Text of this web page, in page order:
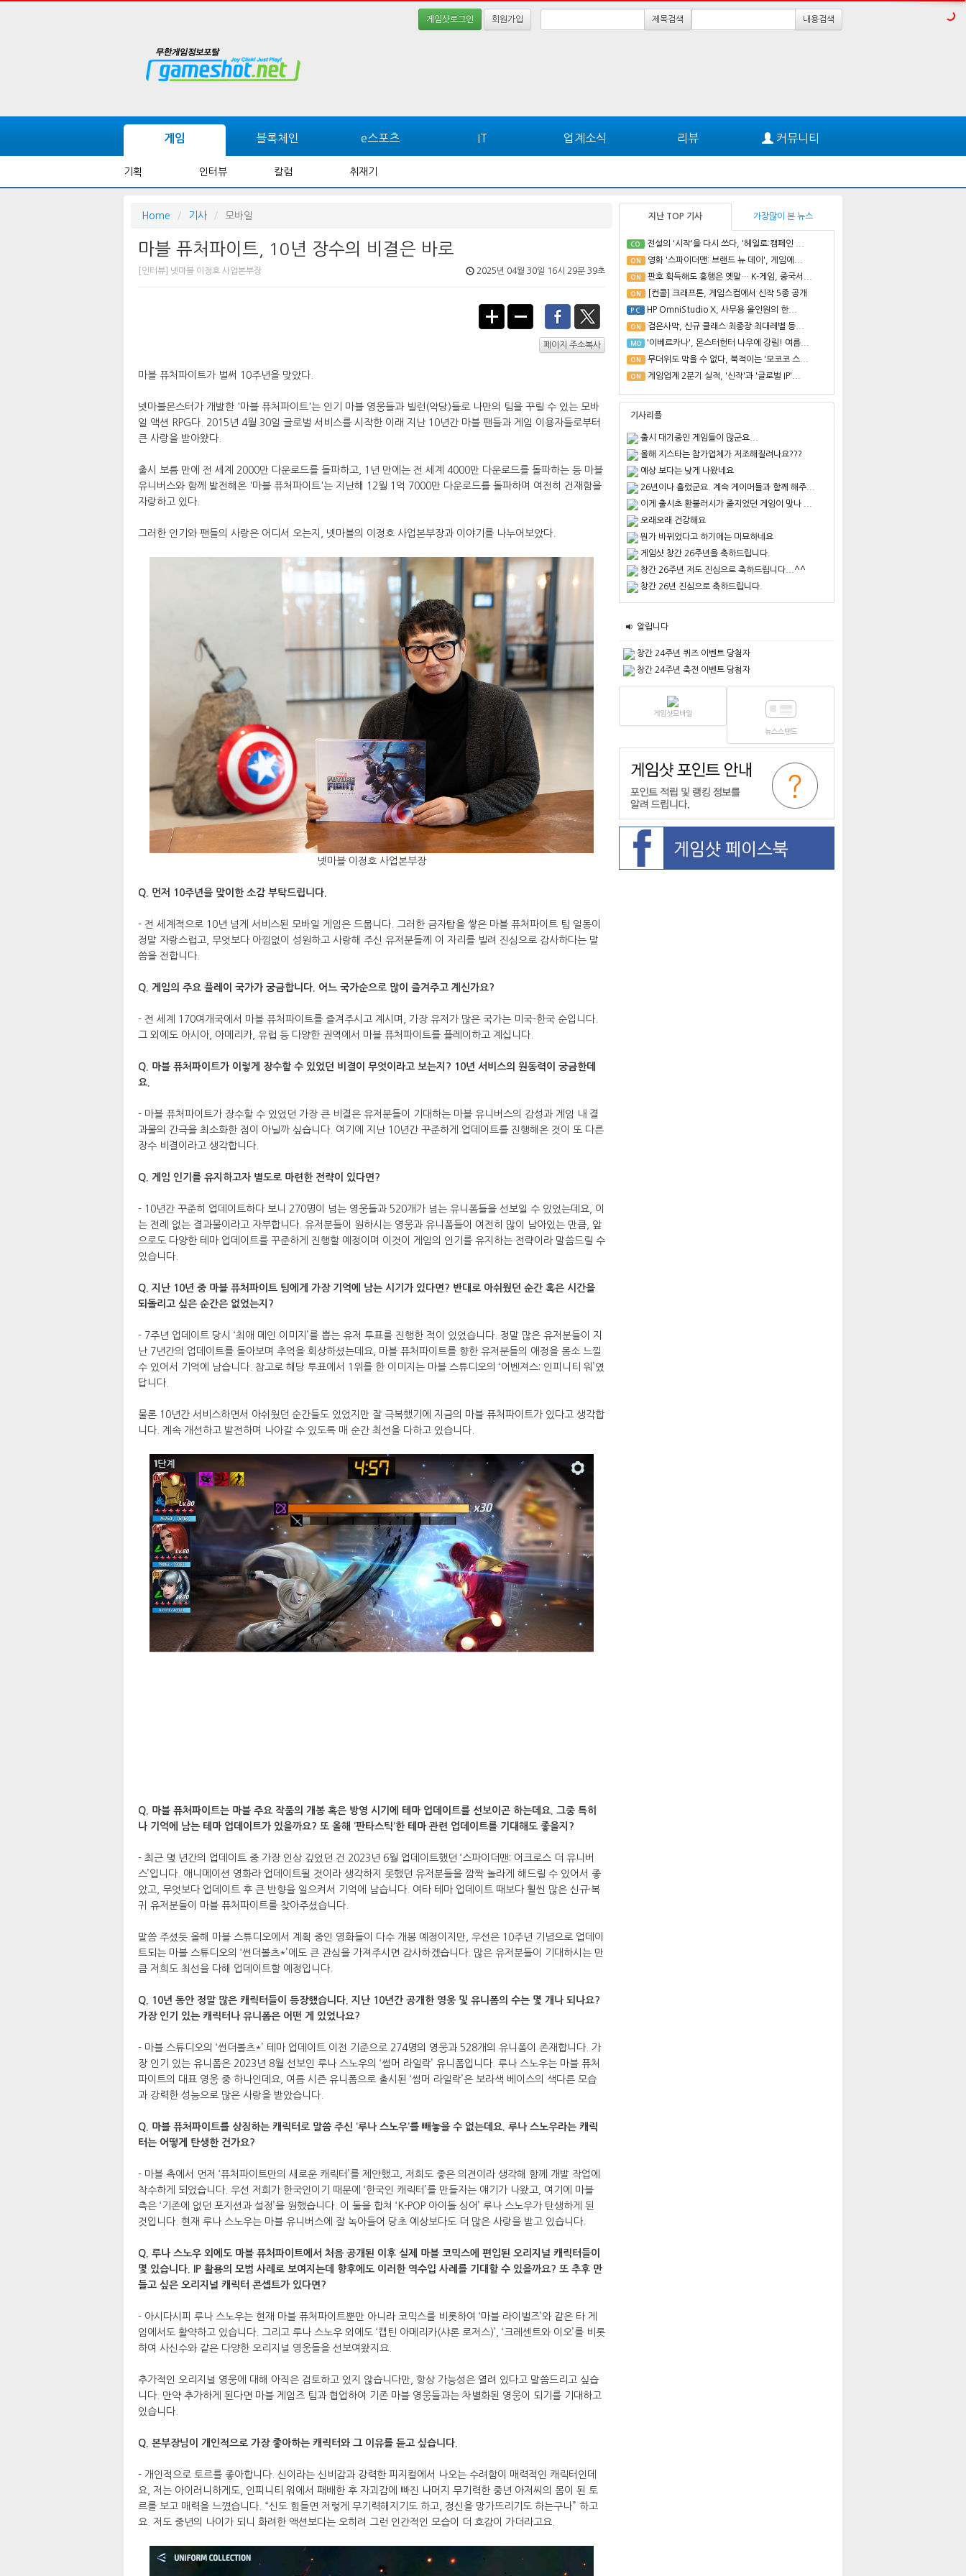
게임샷로그인 회원가입 제목검색 내용검색
게임 블록체인 e스포츠 IT 업계소식 리뷰 커뮤니티
기획 인터뷰 칼럼 취재기
Home 기사 모바일
마블 퓨처파이트, 10년 장수의 비결은 바로
[인터뷰] 넷마블 이정호 사업본부장 2025년 04월 30일 16시 29분 39초
페이지 주소복사
마블 퓨처파이트가 벌써 10주년을 맞았다.
넷마블몬스터가 개발한 '마블 퓨처파이트'는 인기 마블 영웅들과 빌런(악당)들로 나만의 팀을 꾸릴 수 있는 모바
일 액션 RPG다. 2015년 4월 30일 글로벌 서비스를 시작한 이래 지난 10년간 마블 팬들과 게임 이용자들로부터
큰 사랑을 받아왔다.
출시 보름 만에 전 세계 2000만 다운로드를 돌파하고, 1년 만에는 전 세계 4000만 다운로드를 돌파하는 등 마블
유니버스와 함께 발전해온 '마블 퓨처파이트'는 지난해 12월 1억 7000만 다운로드를 돌파하며 여전히 건재함을
자랑하고 있다.
그러한 인기와 팬들의 사랑은 어디서 오는지, 넷마블의 이정호 사업본부장과 이야기를 나누어보았다.​
넷마블 이정호 사업본부장
Q. 먼저 10주년을 맞이한 소감 부탁드립니다.
- 전 세계적으로 10년 넘게 서비스된 모바일 게임은 드뭅니다. 그러한 금자탑을 쌓은 마블 퓨처파이트 팀 일동이
정말 자랑스럽고, 무엇보다 아낌없이 성원하고 사랑해 주신 유저분들께 이 자리를 빌려 진심으로 감사하다는 말
씀을 전합니다.
Q. 게임의 주요 플레이 국가가 궁금합니다. 어느 국가순으로 많이 즐겨주고 계신가요?
- 전 세계 170여개국에서 마블 퓨처파이트를 즐겨주시고 계시며, 가장 유저가 많은 국가는 미국-한국 순입니다.
그 외에도 아시아, 아메리카, 유럽 등 다양한 권역에서 마블 퓨처파이트를 플레이하고 계십니다.
Q. 마블 퓨처파이트가 이렇게 장수할 수 있었던 비결이 무엇이라고 보는지? 10년 서비스의 원동력이 궁금한데
요.
- 마블 퓨처파이트가 장수할 수 있었던 가장 큰 비결은 유저분들이 기대하는 마블 유니버스의 감성과 게임 내 결
과물의 간극을 최소화한 점이 아닐까 싶습니다. 여기에 지난 10년간 꾸준하게 업데이트를 진행해온 것이 또 다른
장수 비결이라고 생각합니다.
Q. 게임 인기를 유지하고자 별도로 마련한 전략이 있다면?
- 10년간 꾸준히 업데이트하다 보니 270명이 넘는 영웅들과 520개가 넘는 유니폼들을 선보일 수 있었는데요, 이
는 전례 없는 결과물이라고 자부합니다. 유저분들이 원하시는 영웅과 유니폼들이 여전히 많이 남아있는 만큼, 앞
으로도 다양한 테마 업데이트를 꾸준하게 진행할 예정이며 이것이 게임의 인기를 유지하는 전략이라 말씀드릴 수
있습니다.
Q. 지난 10년 중 마블 퓨처파이트 팀에게 가장 기억에 남는 시기가 있다면? 반대로 아쉬웠던 순간 혹은 시간을
되돌리고 싶은 순간은 없었는지?
- 7주년 업데이트 당시 ‘최애 메인 이미지’를 뽑는 유저 투표를 진행한 적이 있었습니다. 정말 많은 유저분들이 지
난 7년간의 업데이트를 돌아보며 추억을 회상하셨는데요, 마블 퓨처파이트를 향한 유저분들의 애정을 몸소 느낄
수 있어서 기억에 남습니다. 참고로 해당 투표에서 1위를 한 이미지는 마블 스튜디오의 ‘어벤져스: 인피니티 워’였
답니다.
물론 10년간 서비스하면서 아쉬웠던 순간들도 있었지만 잘 극복했기에 지금의 마블 퓨처파이트가 있다고 생각합
니다. 계속 개선하고 발전하며 나아갈 수 있도록 매 순간 최선을 다하고 있습니다.
Q. 마블 퓨처파이트는 마블 주요 작품의 개봉 혹은 방영 시기에 테마 업데이트를 선보이곤 하는데요. 그중 특히
나 기억에 남는 테마 업데이트가 있을까요? 또 올해 ‘판타스틱’한 테마 관련 업데이트를 기대해도 좋을지?
- 최근 몇 년간의 업데이트 중 가장 인상 깊었던 건 2023년 6월 업데이트했던 ‘스파이더맨: 어크로스 더 유니버
스’입니다. 애니메이션 영화라 업데이트될 것이라 생각하지 못했던 유저분들을 깜짝 놀라게 해드릴 수 있어서 좋
았고, 무엇보다 업데이트 후 큰 반향을 일으켜서 기억에 남습니다. 여타 테마 업데이트 때보다 훨씬 많은 신규·복
귀 유저분들이 마블 퓨처파이트를 찾아주셨습니다.
말씀 주셨듯 올해 마블 스튜디오에서 계획 중인 영화들이 다수 개봉 예정이지만, 우선은 10주년 기념으로 업데이
트되는 마블 스튜디오의 ‘썬더볼츠*’에도 큰 관심을 가져주시면 감사하겠습니다. 많은 유저분들이 기대하시는 만
큼 저희도 최선을 다해 업데이트할 예정입니다.
Q. 10년 동안 정말 많은 캐릭터들이 등장했습니다. 지난 10년간 공개한 영웅 및 유니폼의 수는 몇 개나 되나요?
가장 인기 있는 캐릭터나 유니폼은 어떤 게 있었나요?
- 마블 스튜디오의 ‘썬더볼츠*’ 테마 업데이트 이전 기준으로 274명의 영웅과 528개의 유니폼이 존재합니다. 가
장 인기 있는 유니폼은 2023년 8월 선보인 루나 스노우의 ‘썸머 라일락’ 유니폼입니다. 루나 스노우는 마블 퓨처
파이트의 대표 영웅 중 하나인데요, 여름 시즌 유니폼으로 출시된 ‘썸머 라일락’은 보라색 베이스의 색다른 모습
과 강력한 성능으로 많은 사랑을 받았습니다.
Q. 마블 퓨처파이트를 상징하는 캐릭터로 말씀 주신 ‘루나 스노우’를 빼놓을 수 없는데요. 루나 스노우라는 캐릭
터는 어떻게 탄생한 건가요?
- 마블 측에서 먼저 ‘퓨처파이트만의 새로운 캐릭터’를 제안했고, 저희도 좋은 의견이라 생각해 함께 개발 작업에
착수하게 되었습니다. 우선 저희가 한국인이기 때문에 ‘한국인 캐릭터’를 만들자는 얘기가 나왔고, 여기에 마블
측은 ‘기존에 없던 포지션과 설정’을 원했습니다. 이 둘을 합쳐 ‘K-POP 아이돌 싱어’ 루나 스노우가 탄생하게 된
것입니다. 현재 루나 스노우는 마블 유니버스에 잘 녹아들어 당초 예상보다도 더 많은 사랑을 받고 있습니다.
Q. 루나 스노우 외에도 마블 퓨처파이트에서 처음 공개된 이후 실제 마블 코믹스에 편입된 오리지널 캐릭터들이
몇 있습니다. IP 활용의 모범 사레로 보여지는데 향후에도 이러한 역수입 사례를 기대할 수 있을까요? 또 추후 만
들고 싶은 오리지널 캐릭터 콘셉트가 있다면?
- 아시다시피 루나 스노우는 현재 마블 퓨처파이트뿐만 아니라 코믹스를 비롯하여 ‘마블 라이벌즈’와 같은 타 게
임에서도 활약하고 있습니다. 그리고 루나 스노우 외에도 ‘캡틴 아메리카(샤론 로저스)’, ‘크레센트와 이오’를 비롯
하여 사신수와 같은 다양한 오리지널 영웅들을 선보여왔지요.
추가적인 오리지널 영웅에 대해 아직은 검토하고 있지 않습니다만, 항상 가능성은 열려 있다고 말씀드리고 싶습
니다. 만약 추가하게 된다면 마블 게임즈 팀과 협업하여 기존 마블 영웅들과는 차별화된 영웅이 되기를 기대하고
있습니다.
Q. 본부장님이 개인적으로 가장 좋아하는 캐릭터와 그 이유를 듣고 싶습니다.
- 개인적으로 토르를 좋아합니다. 신이라는 신비감과 강력한 피지컬에서 나오는 수려함이 매력적인 캐릭터인데
요, 저는 아이러니하게도, 인피니티 워에서 패배한 후 자괴감에 빠진 나머지 무기력한 중년 아저씨의 몸이 된 토
르를 보고 매력을 느꼈습니다. “신도 힘들면 저렇게 무기력해지기도 하고, 정신을 망가뜨리기도 하는구나” 하고
요. 저도 중년의 나이가 되니 화려한 액션보다는 오히려 그런 인간적인 모습이 더 호감이 가더라고요.
지난 TOP 기사 가장많이 본 뉴스
CO 전설의 '시작'을 다시 쓰다, '헤일로:캠페인 ...
ON 영화 '스파이더맨: 브랜드 뉴 데이', 게임에...
ON 판호 획득해도 흥행은 옛말… K-게임, 중국서...
ON [컨콜] 크래프톤, 게임스컴에서 신작 5종 공개
PC HP OmniStudio X, 사무용 올인원의 한...
ON 검은사막, 신규 클래스·최종장·최대레벨 등...
MO '이베르카나', 몬스터헌터 나우에 강림! 여름...
ON 무더위도 막을 수 없다, 북적이는 '모코코 스...
ON 게임업계 2분기 실적, '신작'과 '글로벌 IP'...
기사리플
출시 대기중인 게임들이 많군요...
올해 지스타는 참가업체가 저조해질려나요???
예상 보다는 낮게 나왔네요
26년이나 흘렀군요. 계속 게이머들과 함께 해주...
이게 출시초 환불러시가 줄지었던 게임이 맞나 ...
오래오래 건강해요
뭔가 바뀌었다고 하기에는 미묘하네요
게임샷 창간 26주년을 축하드립니다.
창간 26주년 저도 진심으로 축하드립니다...^^
창간 26년 진심으로 축하드립니다.
알립니다
창간 24주년 퀴즈 이벤트 당첨자
창간 24주년 축전 이벤트 당첨자
게임샷모바일
뉴스스탠드